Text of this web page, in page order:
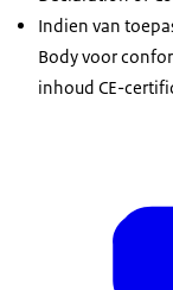
Indien van
Body voor
inhoud CE-